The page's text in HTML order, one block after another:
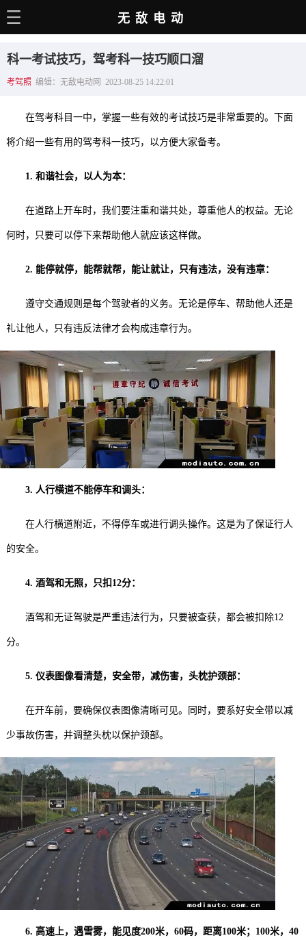
电动百科
用车百科
销量榜
经销商
无敌电动
科一考试技巧，驾考科一技巧顺口溜
考驾照 编辑：无敌电动网 2023-08-25 14:22:01
在驾考科目一中，掌握一些有效的考试技巧是非常重要的。下面
将介绍一些有用的驾考科一技巧，以方便大家备考。
1. 和谐社会，以人为本：
在道路上开车时，我们要注重和谐共处，尊重他人的权益。无论
何时，只要可以停下来帮助他人就应该这样做。
2. 能停就停，能帮就帮，能让就让，只有违法，没有违章：
遵守交通规则是每个驾驶者的义务。无论是停车、帮助他人还是
礼让他人，只有违反法律才会构成违章行为。
3. 人行横道不能停车和调头：
在人行横道附近，不得停车或进行调头操作。这是为了保证行人
的安全。
4. 酒驾和无照，只扣12分：
酒驾和无证驾驶是严重违法行为，只要被查获，都会被扣除12
分。
5. 仪表图像看清楚，安全带，减伤害，头枕护颈部：
在开车前，要确保仪表图像清晰可见。同时，要系好安全带以减
少事故伤害，并调整头枕以保护颈部。
6. 高速上，遇雪雾，能见度200米，60码，距离100米；100米，40